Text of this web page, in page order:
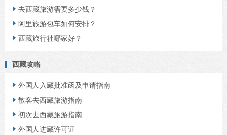
 去西藏旅游需要多少钱？
 阿里旅游包车如何安排？
 西藏旅行社哪家好？
西藏攻略
 外国人入藏批准函及申请指南
 散客去西藏旅游指南
 初次去西藏旅游指南
 外国人进藏许可证